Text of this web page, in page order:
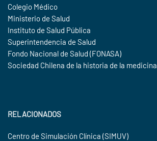
Colegio Médico
Ministerio de Salud
Instituto de Salud Pública
Superintendencia de Salud
Fondo Nacional de Salud (FONASA)
Sociedad Chilena de la historia de la medicina
RELACIONADOS
Centro de Simulación Clínica (SIMUV)